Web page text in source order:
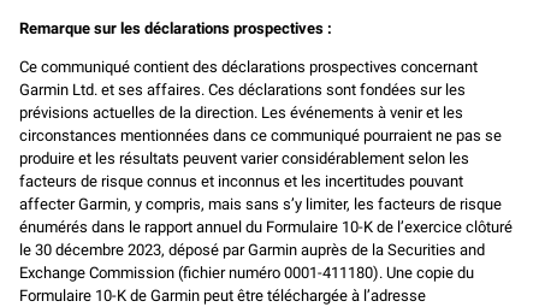
Remarque sur les déclarations prospectives :
Ce communiqué contient des déclarations prospectives concernant
Garmin Ltd. et ses affaires. Ces déclarations sont fondées sur les
prévisions actuelles de la direction. Les événements à venir et les
circonstances mentionnées dans ce communiqué pourraient ne pas se
produire et les résultats peuvent varier considérablement selon les
facteurs de risque connus et inconnus et les incertitudes pouvant
affecter Garmin, y compris, mais sans s’y limiter, les facteurs de risque
énumérés dans le rapport annuel du Formulaire 10-K de l’exercice clôturé
le 30 décembre 2023, déposé par Garmin auprès de la Securities and
Exchange Commission (fichier numéro 0001-411180). Une copie du
Formulaire 10-K de Garmin peut être téléchargée à l’adresse